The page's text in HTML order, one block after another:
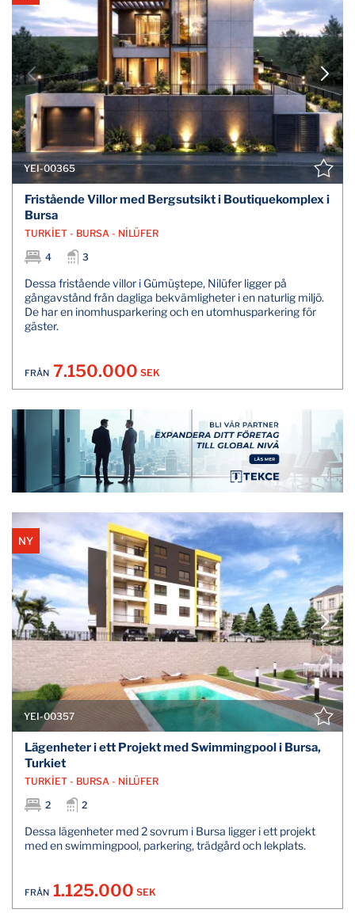
YEI-00365
Fristående Villor med Bergsutsikt i Boutiquekomplex i
Bursa
TURKİET - BURSA - NİLÜFER
4
3
Dessa fristående villor i Gümüştepe, Nilüfer ligger på
gångavstånd från dagliga bekvämligheter i en naturlig miljö.
De har en inomhusparkering och en utomhusparkering för
gäster.
FRÅN 7.150.000 SEK
NY
YEI-00357
Lägenheter i ett Projekt med Swimmingpool i Bursa,
Turkiet
TURKİET - BURSA - NİLÜFER
2
2
Dessa lägenheter med 2 sovrum i Bursa ligger i ett projekt
med en swimmingpool, parkering, trädgård och lekplats.
FRÅN 1.125.000 SEK